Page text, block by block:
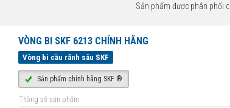
Sản phẩm được phân phối
VÒNG BI SKF 6213 CHÍNH HÃNG
Vòng bi cầu rãnh sâu SKF
Sản phẩm chính hãng SKF ®
Thông số sản phẩm